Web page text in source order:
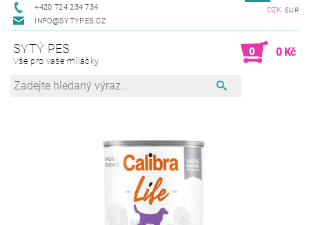
+420 724 234 734
INFO@SYTYPES.CZ
CZK EUR
SYTÝ PES
Vše pro vaše miláčky
0 0 Kč